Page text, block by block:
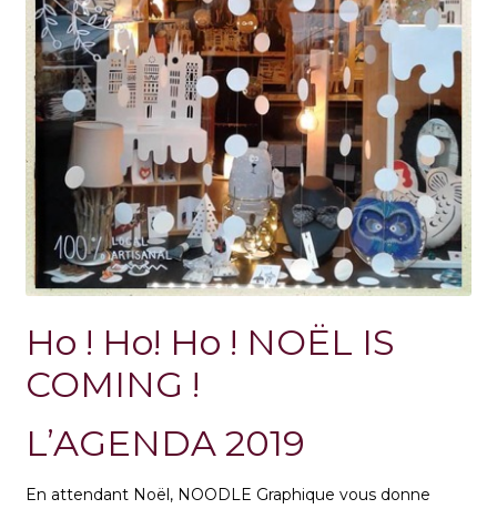
Ho ! Ho! Ho ! NOËL IS
COMING !
L’AGENDA 2019
En attendant Noël, NOODLE Graphique vous donne